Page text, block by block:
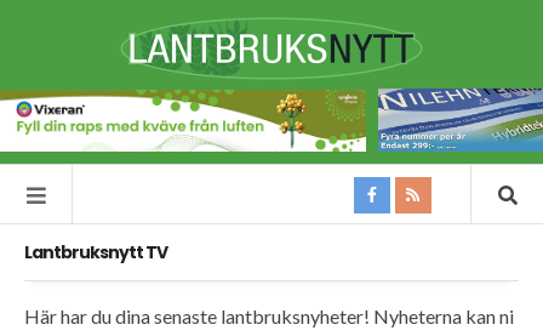
Lantbruksnytt TV
Här har du dina senaste lantbruksnyheter! Nyheterna kan ni